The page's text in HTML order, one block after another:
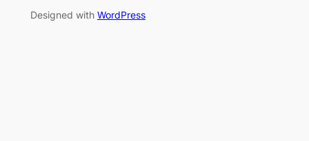
Designed with WordPress